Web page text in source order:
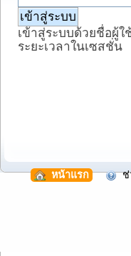
เข้าสู่ระบบด้วยชื่อผู้ใ
ระยะเวลาในเซสชั่น
หน้าแรก ช่